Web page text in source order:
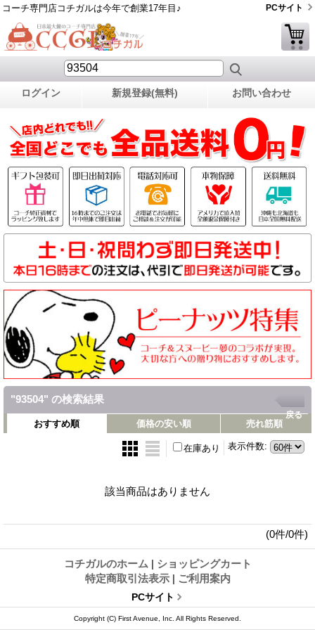
コーチ専門店コチガルは今年で創業17年目♪ PCサイト
ログイン 新規登録(無料) お問い合わせ
"93504" の検索結果
戻る
おすすめ順 価格の安い順 売れ筋順
表示件数:
在庫あり
該当商品はありません
(0件/0件)
コチガルのホーム | ショッピングカート
特定商取引法表示 | ご利用案内
PCサイト
Copyright (C) First Avenue, Inc. All Rights Reserved.